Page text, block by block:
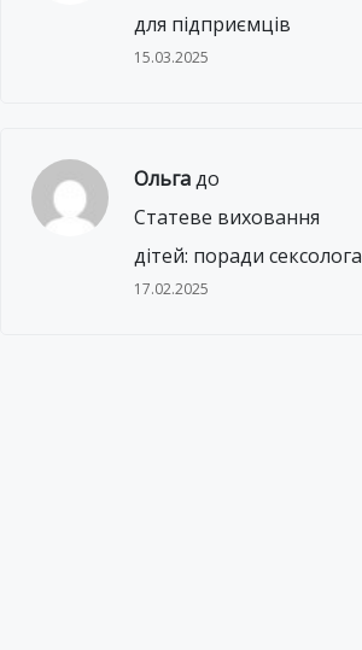
для підприємців
15.03.2025
Ольгадо
Статеве виховання
дітей: поради сексолога
17.02.2025